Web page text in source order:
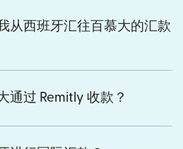
从西班牙汇往百慕大的汇款
通过 Remitly 收款？